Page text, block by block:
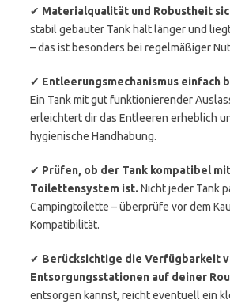
✔ Materialqualität und Robustheit
stabil gebauter Tank hält länger und
– das ist besonders bei regelmäßiger
✔ Entleerungsmechanismus einfach
Ein Tank mit gut funktionierender
erleichtert dir das Entleeren erheblich
hygienische Handhabung.
✔ Prüfen, ob der Tank kompatibel
Toilettensystem ist. Nicht jeder Tank
Campingtoilette – überprüfe vor dem
Kompatibilität.
✔ Berücksichtige die Verfügbarkeit
Entsorgungsstationen auf deiner
entsorgen kannst, reicht eventuell ein